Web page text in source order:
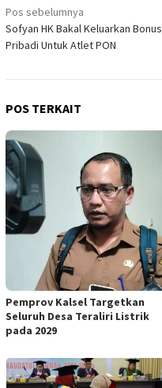
Navigasi
pos
Pos sebelumnya
Sofyan HK Bakal Keluarkan Bonus
Pribadi Untuk Atlet PON
POS TERKAIT
Pemprov Kalsel Targetkan
Seluruh Desa Teraliri Listrik
pada 2029